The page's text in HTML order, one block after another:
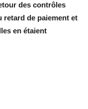
des contrôles
retard de paiement et
en étaient